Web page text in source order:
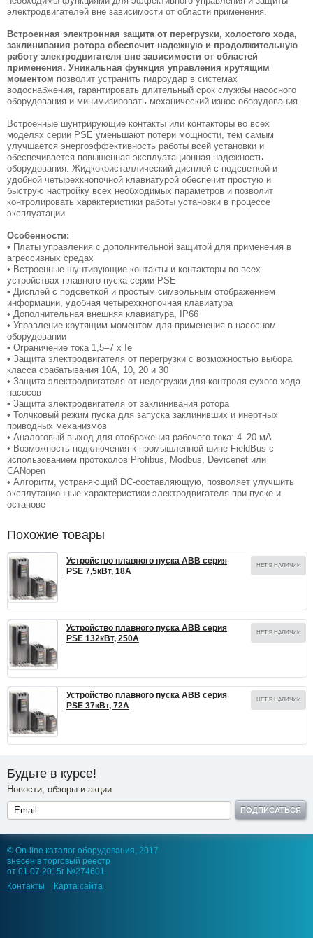
электродвигателей вне зависимости от области применения.
Встроенная электронная защита от перегрузки, холостого хода,
заклинивания ротора обеспечит надежную и продолжительную
работу электродвигателя вне зависимости от областей
применения. Уникальная функция управления крутящим
моментом позволит устранить гидроудар в системах
водоснабжения, гарантировать длительный срок службы насосного
оборудования и минимизировать механический износ оборудования.
Встроенные шунтрирующие контакты или контакторы во всех
моделях серии PSE уменьшают потери мощности, тем самым
улучшается энергоэффективность работы всей установки и
обеспечивается повышенная эксплуатационная надежность
оборудования. Жидкокристаллический дисплей с подсветкой и
удобной четырехкнопочной клавиатурой обеспечит простую и
быструю настройку всех необходимых параметров и позволит
контролировать характеристики работы установки в процессе
эксплуатации.
Особенности:
• Платы управления с дополнительной защитой для применения в
агрессивных средах
• Встроенные шунтирующие контакты и контакторы во всех
устройствах плавного пуска серии PSE
• Дисплей с подсветкой и простым символьным отображением
информации, удобная четырехкнопочная клавиатура
• Дополнительная внешняя клавиатура, IP66
• Управление крутящим моментом для применения в насосном
оборудовании
• Ограничение тока 1,5–7 x Ie
• Защита электродвигателя от перегрузки с возможностью выбора
класса срабатывания 10A, 10, 20 и 30
• Защита электродвигателя от недогрузки для контроля сухого хода
насосов
• Защита электродвигателя от заклинивания ротора
• Толчковый режим пуска для запуска заклинивших и инертных
приводных механизмов
• Аналоговый выход для отображения рабочего тока: 4–20 мА
• Возможность подключения к промышленной шине FieldBus с
использованием протоколов Profibus, Modbus, Devicenet или
CANopen
• Алгоритм, устраняющий DC-составляющую, позволяет улучшить
эксплутационные характеристики электродвигателя при пуске и
останове
Похожие товары
Устройство плавного пуска ABB серия
PSE 7,5кВт, 18А
НЕТ В НАЛИЧИИ
Устройство плавного пуска ABB серия
PSE 132кВт, 250А
НЕТ В НАЛИЧИИ
Устройство плавного пуска ABB серия
PSE 37кВт, 72А
НЕТ В НАЛИЧИИ
Будьте в курсе!
Новости, обзоры и акции
ПОДПИСАТЬСЯ
© On-line каталог оборудования, 2017
внесен в торговый реестр
от 01.07.2015г №274601
Контакты
Карта сайта